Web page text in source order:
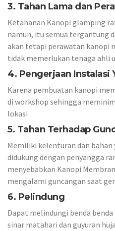
3. Tahan Lama dan
Ketahanan Kanopi glamping
namun, itu semua tergantung
akan tetapi perawatan kanopi
tidak memerlukan tenaga ahli
4. Pengerjaan Instalasi
Karena pembuatan kanopi
di workshop sehingga
lokasi
5. Tahan Terhadap
Memiliki kelenturan dan bahan
didukung dengan penyangga
menyebabkan Kanopi
mengalami guncangan saat
6. Pelindung
Dapat melindungi benda benda
sinar matahari dan guyuran